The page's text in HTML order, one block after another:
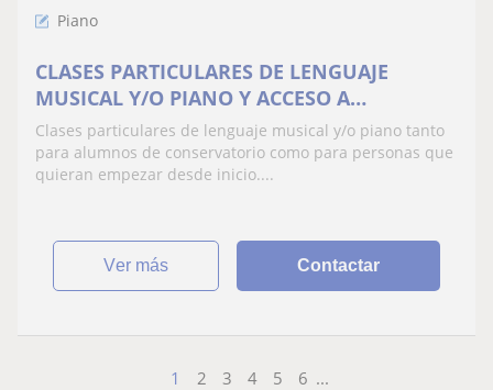
Piano
CLASES PARTICULARES DE LENGUAJE
MUSICAL Y/O PIANO Y ACCESO A
CONSERVATORIO
Clases particulares de lenguaje musical y/o piano tanto
para alumnos de conservatorio como para personas que
quieran empezar desde inicio....
ver más Contactar
1 2 3 4 5 6 ...